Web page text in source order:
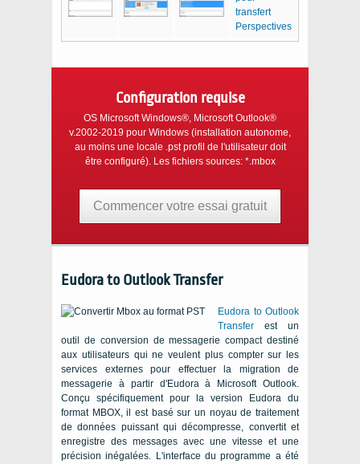
Configuration requise
OS Microsoft Windows®, Microsoft Outlook®
v.2002-2019 pour Windows (installation autonome,
au moins une locale .pstprofil de l'utilisateur doit
être configuré). Les fichiers sources: *.mbox
Commencer votre essai gratuit
Eudora to Outlook Transfer
Eudora to Outlook
Transfer est un
outil de conversion de messagerie compact destiné
aux utilisateurs qui ne veulent plus compter sur les
services externes pour effectuer la migration de
messagerie à partir d'Eudora à Microsoft Outlook.
Conçu spécifiquement pour la version Eudora du
format MBOX, il est basé sur un noyau de traitement
de données puissant qui décompresse, convertit et
enregistre des messages avec une vitesse et une
précision inégalées. L'interface du programme a été